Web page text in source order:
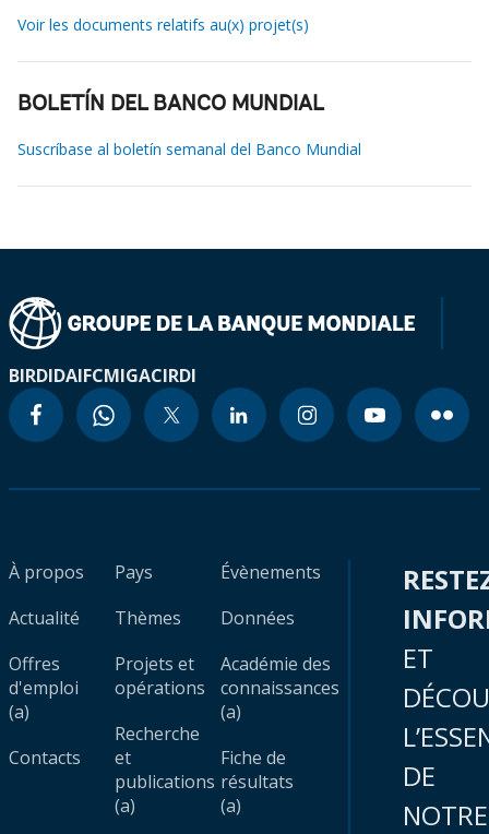
Voir les documents relatifs au(x) projet(s)
BOLETÍN DEL BANCO MUNDIAL
Suscríbase al boletín semanal del Banco Mundial
BIRDIDAIFCMIGACIRDI
À propos
Actualité
Offres
d'emploi
(a)
Contacts
Pays
Thèmes
Projets et
opérations
Recherche
et
publications
(a)
Évènements
Données
Académie des
connaissances
(a)
Fiche de
résultats
(a)
ET
DE
NOTRE